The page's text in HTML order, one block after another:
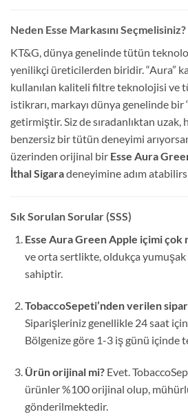
Neden Esse Markasını Seçmelisiniz?
KT&G, dünya genelinde tütün
yenilikçi üreticilerden biridir. “Aura”
kullanılan kaliteli filtre teknolojisi ve
istikrarı, markayı dünya genelinde
getirmiştir. Siz de sıradanlıktan uzak,
benzersiz bir tütün deneyimi
üzerinden orijinal bir Esse Aura
İthal Sigaradeneyimine adım
Sık Sorulan Sorular (SSS)
Esse Aura Green Apple içimi çok
ve orta sertlikte, oldukça
sahiptir.
TobaccoSepeti’nden verilen
Siparişleriniz genellikle 24 saat
Bölgenize göre 1-3 iş günü içinde
Ürün orijinal mi?Evet.
ürünler %100 orijinal olup,
gönderilmektedir.